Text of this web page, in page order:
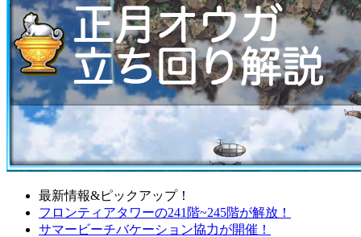
最新情報&ピックアップ！
フロンティアタワーの241階~245階が解放！
サマービーチバケーション協力が開催！